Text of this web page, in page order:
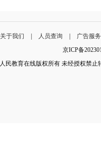
关于我们 人员查询
广告服
京ICP备
人民教育在线版权所有 未经授权禁